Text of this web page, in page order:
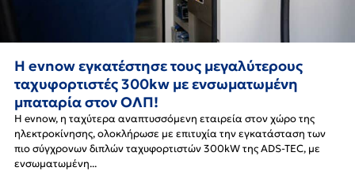
H evnow εγκατέστησε τους μεγαλύτερους
ταχυφορτιστές 300kw με ενσωματωμένη
μπαταρία στον ΟΛΠ!
Η evnow, η ταχύτερα αναπτυσσόμενη εταιρεία στον χώρο της
ηλεκτροκίνησης, ολοκλήρωσε με επιτυχία την εγκατάσταση των
πιο σύγχρονων διπλών ταχυφορτιστών 300kW της ADS-TEC, με
ενσωματωμένη...